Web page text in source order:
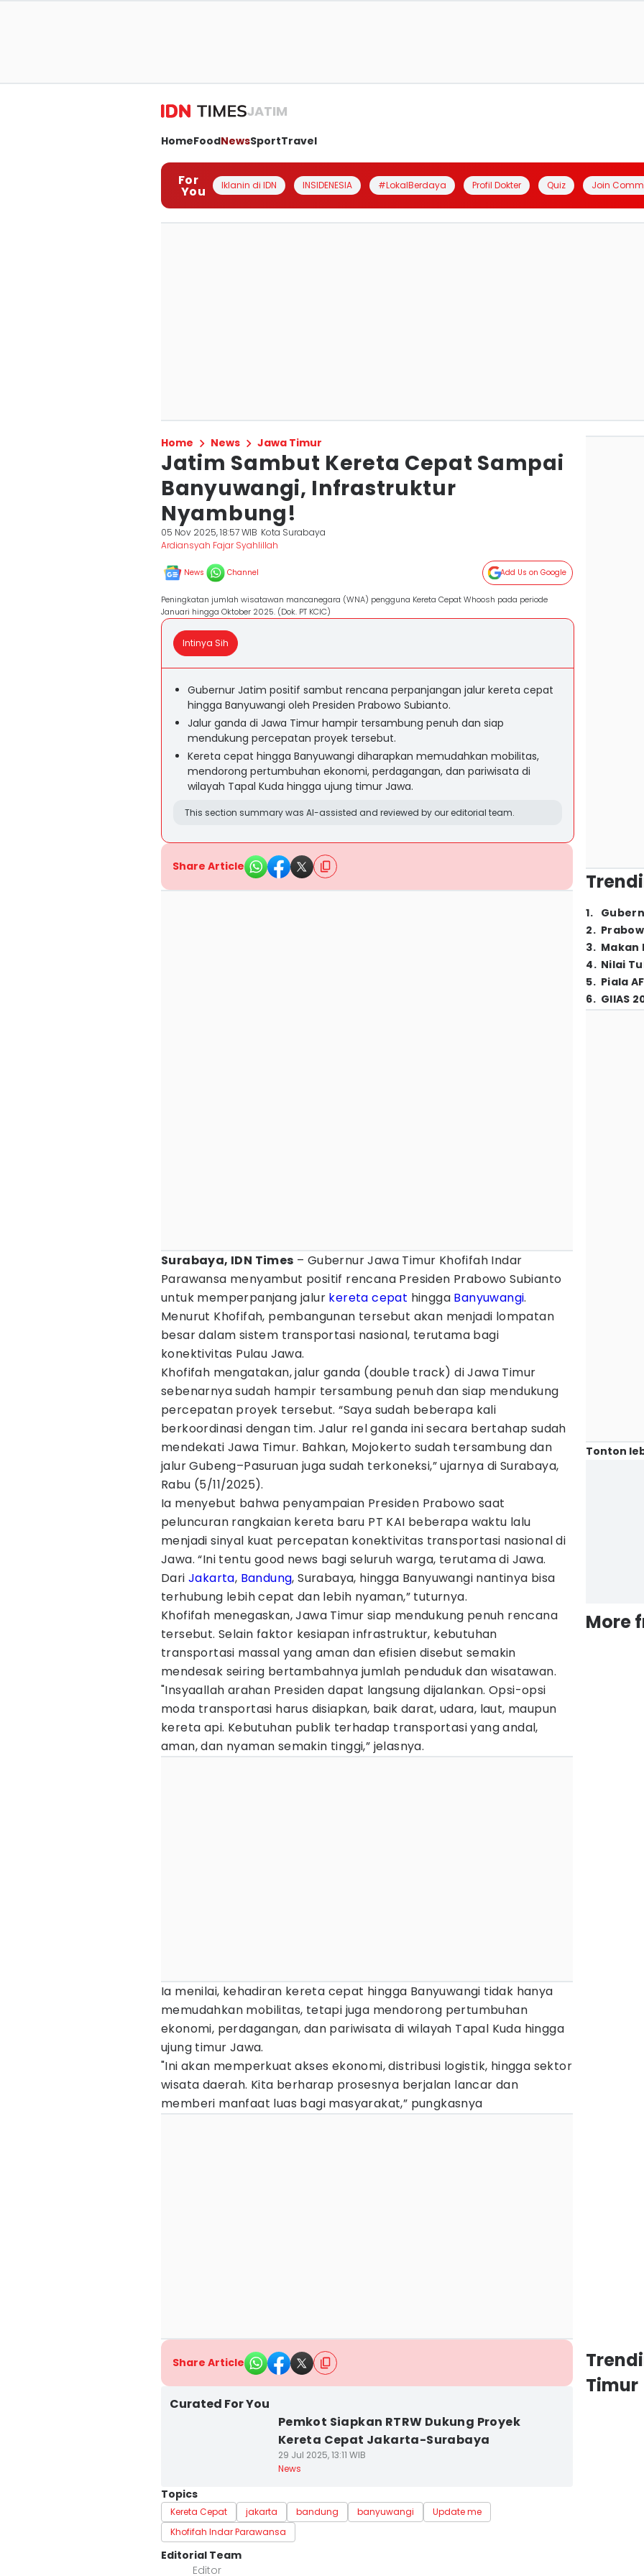
JATIM
HomeFoodNewsSportTravel
For
You Iklanin di IDN INSIDENESIA #LokalBerdaya Profil Dokter Quiz Join
Home News Jawa Timur
Jatim Sambut Kereta Cepat Sampai
Banyuwangi, Infrastruktur
Nyambung!
05 Nov 2025, 18:57 WIB Kota Surabaya
Ardiansyah Fajar Syahlillah
News Channel Add Us on Google
Peningkatan jumlah wisatawan mancanegara (WNA) pengguna Kereta Cepat Whoosh pada periode
Januari hingga Oktober 2025. (Dok. PT KCIC)
Intinya Sih
Gubernur Jatim positif sambut rencana perpanjangan jalur kereta cepat
hingga Banyuwangi oleh Presiden Prabowo Subianto.
Jalur ganda di Jawa Timur hampir tersambung penuh dan siap
mendukung percepatan proyek tersebut.
Kereta cepat hingga Banyuwangi diharapkan memudahkan mobilitas,
mendorong pertumbuhan ekonomi, perdagangan, dan pariwisata di
wilayah Tapal Kuda hingga ujung timur Jawa.
This section summary was AI-assisted and reviewed by our editorial team.
Share Article
Surabaya, IDN Times – Gubernur Jawa Timur Khofifah Indar
Parawansa menyambut positif rencana Presiden Prabowo Subianto
untuk memperpanjang jalur kereta cepat hingga Banyuwangi.
Menurut Khofifah, pembangunan tersebut akan menjadi lompatan
besar dalam sistem transportasi nasional, terutama bagi
konektivitas Pulau Jawa.
Khofifah mengatakan, jalur ganda (double track) di Jawa Timur
sebenarnya sudah hampir tersambung penuh dan siap mendukung
percepatan proyek tersebut. “Saya sudah beberapa kali
berkoordinasi dengan tim. Jalur rel ganda ini secara bertahap sudah
mendekati Jawa Timur. Bahkan, Mojokerto sudah tersambung dan
jalur Gubeng–Pasuruan juga sudah terkoneksi,” ujarnya di Surabaya,
Rabu (5/11/2025).
Ia menyebut bahwa penyampaian Presiden Prabowo saat
peluncuran rangkaian kereta baru PT KAI beberapa waktu lalu
menjadi sinyal kuat percepatan konektivitas transportasi nasional di
Jawa. “Ini tentu good news bagi seluruh warga, terutama di Jawa.
Dari Jakarta, Bandung, Surabaya, hingga Banyuwangi nantinya bisa
terhubung lebih cepat dan lebih nyaman,” tuturnya.
Khofifah menegaskan, Jawa Timur siap mendukung penuh rencana
tersebut. Selain faktor kesiapan infrastruktur, kebutuhan
transportasi massal yang aman dan efisien disebut semakin
mendesak seiring bertambahnya jumlah penduduk dan wisatawan.
"Insyaallah arahan Presiden dapat langsung dijalankan. Opsi-opsi
moda transportasi harus disiapkan, baik darat, udara, laut, maupun
kereta api. Kebutuhan publik terhadap transportasi yang andal,
aman, dan nyaman semakin tinggi,” jelasnya.
Ia menilai, kehadiran kereta cepat hingga Banyuwangi tidak hanya
memudahkan mobilitas, tetapi juga mendorong pertumbuhan
ekonomi, perdagangan, dan pariwisata di wilayah Tapal Kuda hingga
ujung timur Jawa.
"Ini akan memperkuat akses ekonomi, distribusi logistik, hingga sektor
wisata daerah. Kita berharap prosesnya berjalan lancar dan
memberi manfaat luas bagi masyarakat,” pungkasnya
Share Article
Curated For You
Pemkot Siapkan RTRW Dukung Proyek
Kereta Cepat Jakarta-Surabaya
29 Jul 2025, 13:11 WIB
News
Topics
Kereta Cepat jakarta bandung banyuwangi
Update me
Khofifah Indar Parawansa
Editorial Team
Editor
1.
2.
3. Makan
4. Nilai
5. Piala
6. GIIAS
Tonton
More
Timur